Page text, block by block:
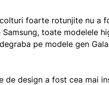
foarte rotunjite nu a
toate modelele
pe modele gen
de design a fost cea mai